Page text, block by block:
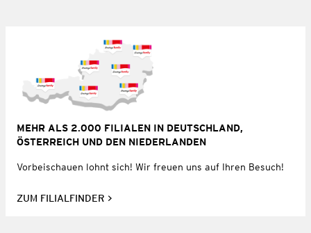
MEHR ALS 2.000 FILIALEN IN DEUTSCHLAND,
ÖSTERREICH UND DEN NIEDERLANDEN
Vorbeischauen lohnt sich! Wir freuen uns auf Ihren Besuch!
ZUM FILIALFINDER